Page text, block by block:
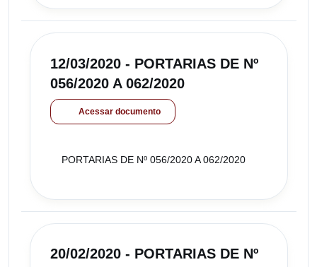
12/03/2020 - PORTARIAS DE Nº
056/2020 A 062/2020
Acessar documento
PORTARIAS DE Nº 056/2020 A 062/2020
20/02/2020 - PORTARIAS DE Nº